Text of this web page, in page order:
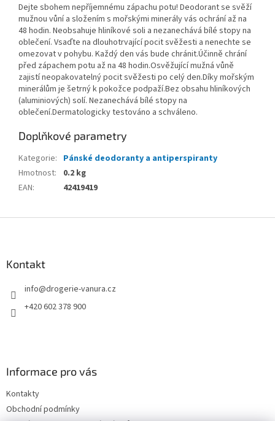
Dejte sbohem nepříjemnému zápachu potu! Deodorant se svěží
mužnou vůní a složením s mořskými minerály vás ochrání až na
48 hodin. Neobsahuje hliníkové soli a nezanechává bílé stopy na
oblečení. Vsaďte na dlouhotrvající pocit svěžesti a nenechte se
omezovat v pohybu. Každý den vás bude chránit.Účinně chrání
před zápachem potu až na 48 hodin.Osvěžující mužná vůně
zajistí neopakovatelný pocit svěžesti po celý den.Díky mořským
minerálům je šetrný k pokožce podpaží.Bez obsahu hliníkových
(aluminiových) solí. Nezanechává bílé stopy na
oblečení.Dermatologicky testováno a schváleno.
Doplňkové parametry
Kategorie: Pánské deodoranty a antiperspiranty
Hmotnost:
0.2 kg
EAN: 42419419
Kontakt
info@drogerie-vanura.cz
+420 602 378 900
Informace pro vás
Kontakty
Obchodní podmínky